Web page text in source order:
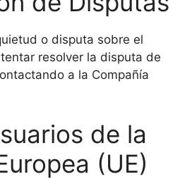
o disputa sobre el
resolver la disputa de
a la Compañía
de la
(UE)